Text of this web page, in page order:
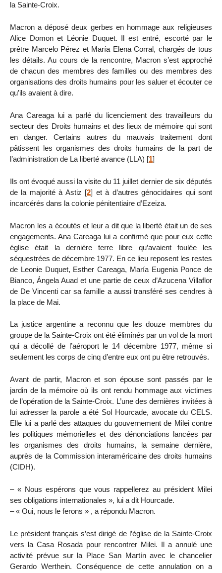
la Sainte-Croix.
Macron a déposé deux gerbes en hommage aux religieuses
Alice Domon et Léonie Duquet. Il est entré, escorté par le
prêtre Marcelo Pérez et María Elena Corral, chargés de tous
les détails. Au cours de la rencontre, Macron s’est approché
de chacun des membres des familles ou des membres des
organisations des droits humains pour les saluer et écouter ce
qu’ils avaient à dire.
Ana Careaga lui a parlé du licenciement des travailleurs du
secteur des Droits humains et des lieux de mémoire qui sont
en danger. Certains autres du mauvais traitement dont
pâtissent les organismes des droits humains de la part de
l’administration de La liberté avance (LLA) [1]
Ils ont évoqué aussi la visite du 11 juillet dernier de six députés
de la majorité à Astiz [2] et à d’autres génocidaires qui sont
incarcérés dans la colonie pénitentiaire d’Ezeiza.
Macron les a écoutés et leur a dit que la liberté était un de ses
engagements. Ana Careaga lui a confirmé que pour eux cette
église était la dernière terre libre qu’avaient foulée les
séquestrées de décembre 1977. En ce lieu reposent les restes
de Leonie Duquet, Esther Careaga, María Eugenia Ponce de
Bianco, Ángela Auad et une partie de ceux d’Azucena Villaflor
de De Vincenti car sa famille a aussi transféré ses cendres à
la place de Mai.
La justice argentine a reconnu que les douze membres du
groupe de la Sainte-Croix ont été éliminés par un vol de la mort
qui a décollé de l’aéroport le 14 décembre 1977, même si
seulement les corps de cinq d’entre eux ont pu être retrouvés.
Avant de partir, Macron et son épouse sont passés par le
jardin de la mémoire où ils ont rendu hommage aux victimes
de l’opération de la Sainte-Croix. L’une des dernières invitées à
lui adresser la parole a été Sol Hourcade, avocate du CELS.
Elle lui a parlé des attaques du gouvernement de Milei contre
les politiques mémorielles et des dénonciations lancées par
les organismes des droits humains, la semaine dernière,
auprès de la Commission interaméricaine des droits humains
(CIDH).
– « Nous espérons que vous rappellerez au président Milei
ses obligations internationales », lui a dit Hourcade.
– « Oui, nous le ferons » , a répondu Macron.
Le président français s’est dirigé de l’église de la Sainte-Croix
vers la Casa Rosada pour rencontrer Milei. Il a annulé une
activité prévue sur la Place San Martín avec le chancelier
Gerardo Werthein. Conséquence de cette annulation on a